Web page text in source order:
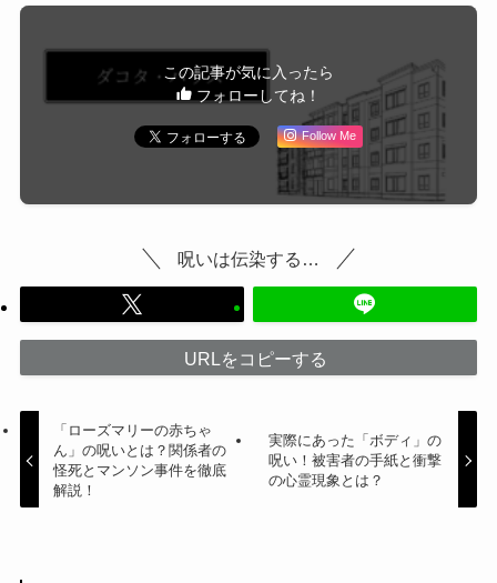
この記事が気に入ったら
フォローしてね！
Follow Me
呪いは伝染する…
URLをコピーする
「ローズマリーの赤ちゃ
ん」の呪いとは？関係者の
怪死とマンソン事件を徹底
解説！
実際にあった「ボディ」の
呪い！被害者の手紙と衝撃
の心霊現象とは？